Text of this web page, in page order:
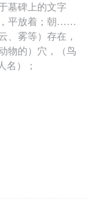
墓碑上的文字
平放着；朝……
、雾等）存在，
物的）穴，（鸟
名）；